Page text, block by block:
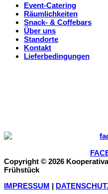
Event-Catering
Räumlichkeiten
Snack- & Coffebars
Über uns
Standorte
Kontakt
Lieferbedingungen
Copyright © 2026
Frühstück
IMPRESSUM |